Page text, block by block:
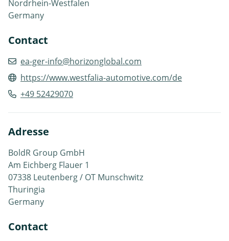
Nordrhein-Westfalen
Germany
Contact
ea-ger-info@horizonglobal.com
https://www.westfalia-automotive.com/de
+49 52429070
Adresse
BoldR Group GmbH
Am Eichberg Flauer 1
07338 Leutenberg / OT Munschwitz
Thuringia
Germany
Contact